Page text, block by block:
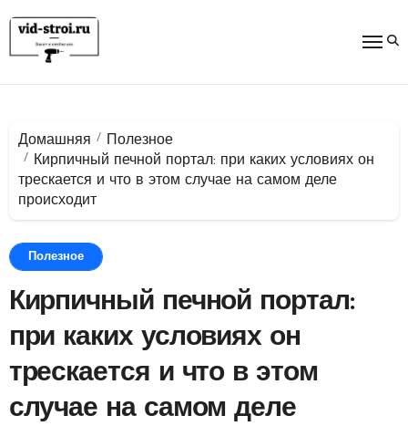
содержимому
Домашняя
Полезное
Кирпичный печной портал: при каких условиях он
трескается и что в этом случае на самом деле
происходит
Полезное
Кирпичный печной портал:
при каких условиях он
трескается и что в этом
случае на самом деле